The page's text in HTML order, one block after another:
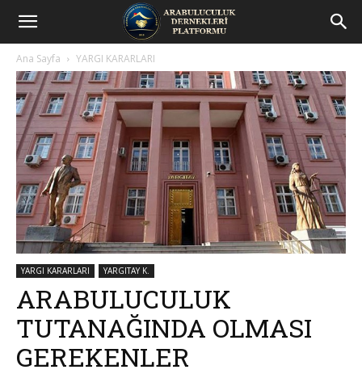
Arabuluculuk
Dernekleri
Platformu
Ana Sayfa YARGI KARARLARI
YARGI KARARLARI YARGITAY K.
ARABULUCULUK
TUTANAĞINDA OLMASI
GEREKENLER